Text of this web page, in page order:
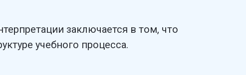
заключается в том, что
учебного процесса.